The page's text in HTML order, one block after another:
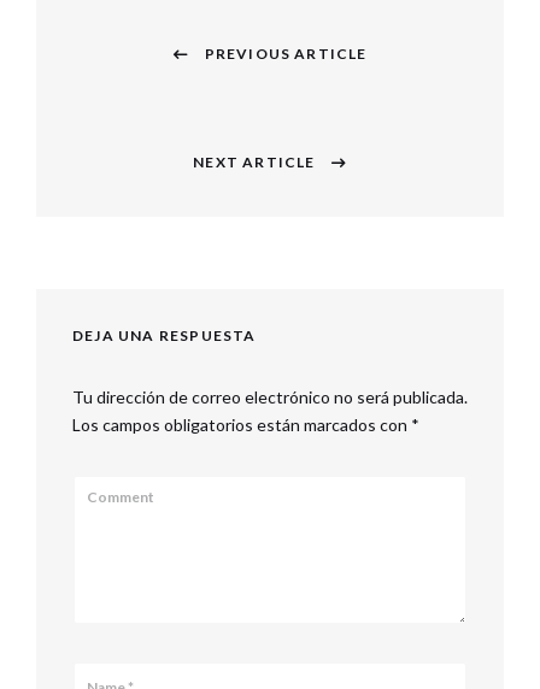
PREVIOUS ARTICLE
NEXT ARTICLE
DEJA UNA RESPUESTA
Tu dirección de correo electrónico no será publicada.
Los campos obligatorios están marcados con *